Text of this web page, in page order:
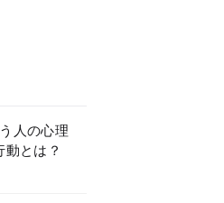
人の心理
動とは？